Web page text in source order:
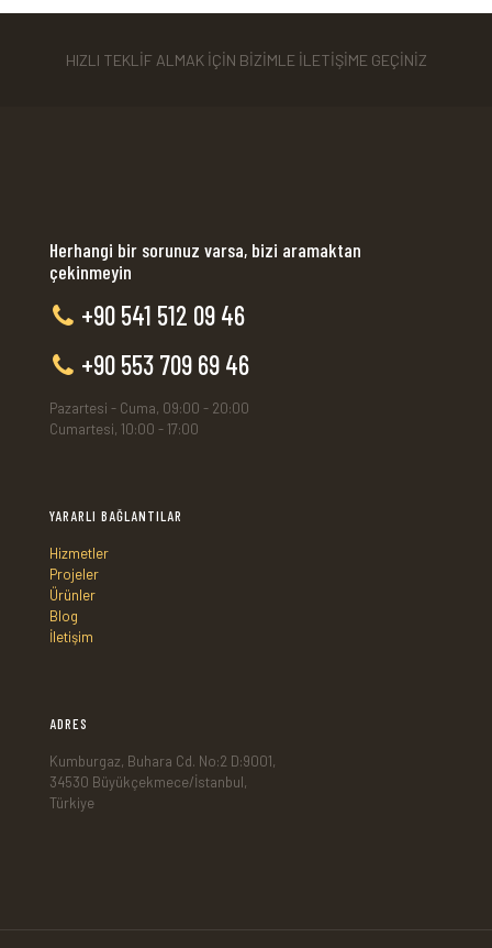
HIZLI TEKLİF ALMAK İÇİN BİZİMLE İLETİŞİME GEÇİNİZ
Herhangi bir sorunuz varsa, bizi aramaktan
çekinmeyin
+90 541 512 09 46
+90 553 709 69 46
Pazartesi - Cuma, 09:00 - 20:00
Cumartesi, 10:00 - 17:00
YARARLI BAĞLANTILAR
Hizmetler
Projeler
Ürünler
Blog
İletişim
ADRES
Kumburgaz, Buhara Cd. No:2 D:9001,
34530 Büyükçekmece/İstanbul,
Türkiye